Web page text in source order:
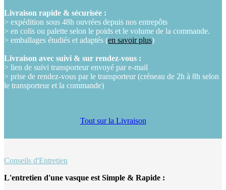
Livraison rapide & sécurisée :
> expédition sous 48h ouvrées depuis nos entrepôts
> en colis ou palette selon le poids et le volume de la commande.
> emballages étudiés et adaptés (en savoir plus)
Livraison avec suivi & sur rendez-vous :
> lien de suivi transporteur envoyé par e-mail
> prise de rendez-vous par le transporteur (créneau de 2h à 8h selon
le transporteur et la commande)
Tout sur la Livraison
Conseils d'Entretien
L'entretien d'une vasque est Simple & Rapide :